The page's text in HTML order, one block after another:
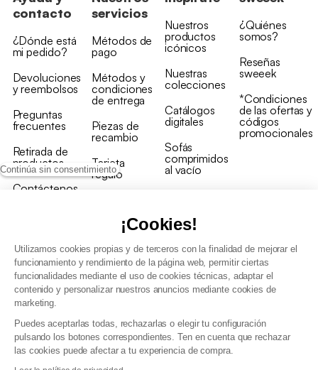
Continúa sin consentimiento
¡Cookies!
Utilizamos cookies propias y de terceros con la finalidad de mejorar el
funcionamiento y rendimiento de la página web, permitir ciertas
funcionalidades mediante el uso de cookies técnicas, adaptar el
contenido y personalizar nuestros anuncios mediante cookies de
marketing.
Puedes aceptarlas todas, rechazarlas o elegir tu configuración
pulsando los botones correspondientes. Ten en cuenta que rechazar
las cookies puede afectar a tu experiencia de compra.
contacto
¿Dónde está
mi pedido?
Devoluciones
y reembolsos
Preguntas
frecuentes
Retirada de
productos
Contáctenos
servicios
Métodos de
pago
Métodos y
condiciones
de entrega
Piezas de
recambio
Tarjeta
regalo
Nuestros
productos
icónicos
Nuestras
colecciones
Catálogos
digitales
Sofás
comprimidos
al vacío
¿Quiénes
somos?
Reseñas
sweeek
*Condiciones
de las ofertas y
códigos
promocionales
Política de gestión de datos personales y cookies
Condiciones generales de Venta Profesional
Declaración de accesibilidad